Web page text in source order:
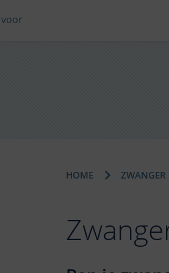
voor
HOME ZWANGER